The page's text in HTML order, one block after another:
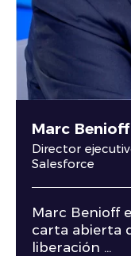
Marc Benioff
Director
Salesforce
Marc Benioff
carta abierta
liberación ...